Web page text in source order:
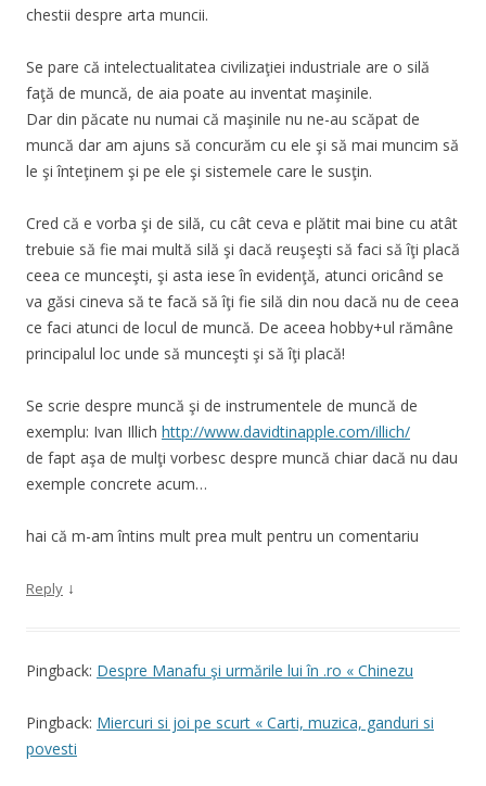
chestii despre arta muncii.
Se pare că intelectualitatea civilizaţiei industriale are o silă
faţă de muncă, de aia poate au inventat maşinile.
Dar din păcate nu numai că maşinile nu ne-au scăpat de
muncă dar am ajuns să concurăm cu ele şi să mai muncim să
le şi înteţinem şi pe ele şi sistemele care le susţin.
Cred că e vorba şi de silă, cu cât ceva e plătit mai bine cu atât
trebuie să fie mai multă silă şi dacă reuşeşti să faci să îţi placă
ceea ce munceşti, şi asta iese în evidenţă, atunci oricând se
va găsi cineva să te facă să îţi fie silă din nou dacă nu de ceea
ce faci atunci de locul de muncă. De aceea hobby+ul rămâne
principalul loc unde să munceşti şi să îţi placă!
Se scrie despre muncă şi de instrumentele de muncă de
exemplu: Ivan Illich http://www.davidtinapple.com/illich/
de fapt aşa de mulţi vorbesc despre muncă chiar dacă nu dau
exemple concrete acum…
hai că m-am întins mult prea mult pentru un comentariu
Reply ↓
Pingback: Despre Manafu şi urmările lui în .ro « Chinezu
Pingback: Miercuri si joi pe scurt « Carti, muzica, ganduri si
povesti